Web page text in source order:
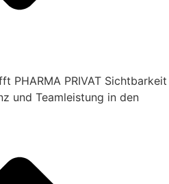
PHARMA PRIVAT Sichtbarkeit
und Teamleistung in den